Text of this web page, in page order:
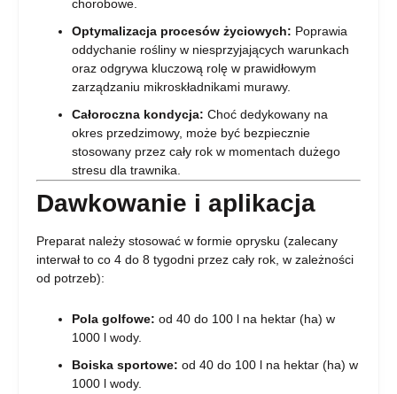
chorobowe.
Optymalizacja procesów życiowych: Poprawia
oddychanie rośliny w niesprzyjających warunkach
oraz odgrywa kluczową rolę w prawidłowym
zarządzaniu mikroskładnikami murawy.
Całoroczna kondycja: Choć dedykowany na
okres przedzimowy, może być bezpiecznie
stosowany przez cały rok w momentach dużego
stresu dla trawnika.
Dawkowanie i aplikacja
Preparat należy stosować w formie oprysku (zalecany
interwał to co 4 do 8 tygodni przez cały rok, w zależności
od potrzeb):
Pola golfowe: od 40 do 100 l na hektar (ha) w
1000 l wody.
Boiska sportowe: od 40 do 100 l na hektar (ha) w
1000 l wody.